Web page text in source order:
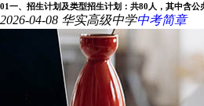
01一、招生计划及类型招生计划：共80人，其中含
2026-04-08 华实高级中学中考简章